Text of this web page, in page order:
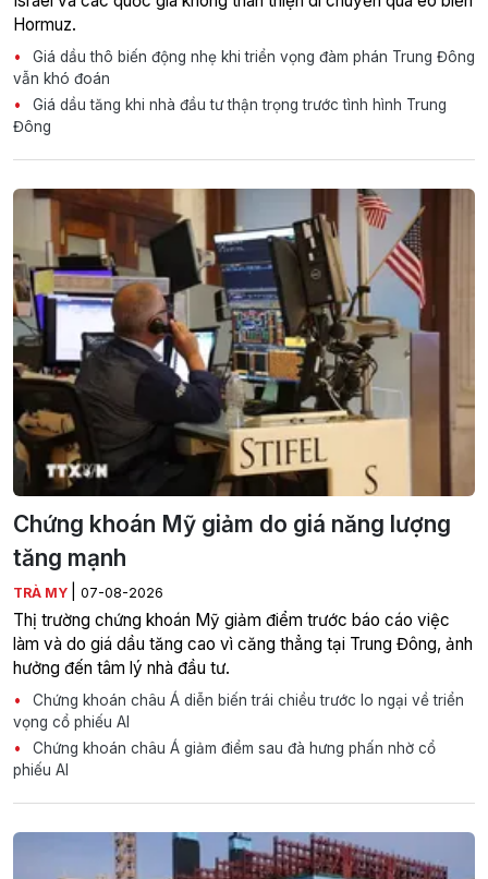
Hormuz.
Giá dầu thô biến động nhẹ khi triển vọng đàm phán Trung Đông
vẫn khó đoán
Giá dầu tăng khi nhà đầu tư thận trọng trước tình hình Trung
Đông
Chứng khoán Mỹ giảm do giá năng lượng
tăng mạnh
TRÀ MY 07-08-2026
Thị trường chứng khoán Mỹ giảm điểm trước báo cáo việc
làm và do giá dầu tăng cao vì căng thẳng tại Trung Đông, ảnh
hưởng đến tâm lý nhà đầu tư.
Chứng khoán châu Á diễn biến trái chiều trước lo ngại về triển
vọng cổ phiếu AI
Chứng khoán châu Á giảm điểm sau đà hưng phấn nhờ cổ
phiếu AI